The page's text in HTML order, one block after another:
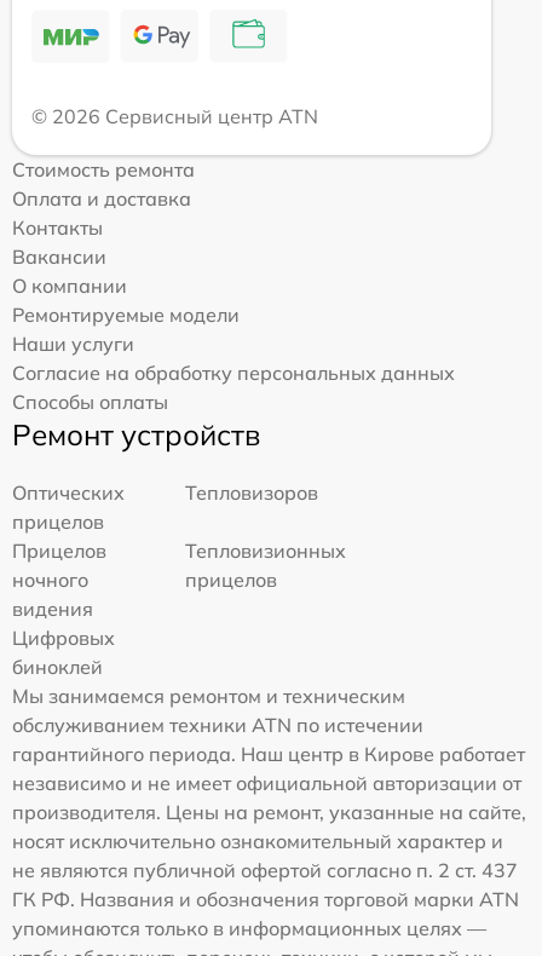
© 2026 Сервисный центр ATN
Стоимость ремонта
Оплата и доставка
Контакты
Вакансии
О компании
Ремонтируемые модели
Наши услуги
Согласие на обработку персональных данных
Способы оплаты
Ремонт устройств
Оптических
прицелов
Тепловизоров
Прицелов
ночного
видения
Тепловизионных
прицелов
Цифровых
биноклей
Мы занимаемся ремонтом и техническим
обслуживанием техники ATN по истечении
гарантийного периода. Наш центр в Кирове работает
независимо и не имеет официальной авторизации от
производителя. Цены на ремонт, указанные на сайте,
носят исключительно ознакомительный характер и
не являются публичной офертой согласно п. 2 ст. 437
ГК РФ. Названия и обозначения торговой марки ATN
упоминаются только в информационных целях —